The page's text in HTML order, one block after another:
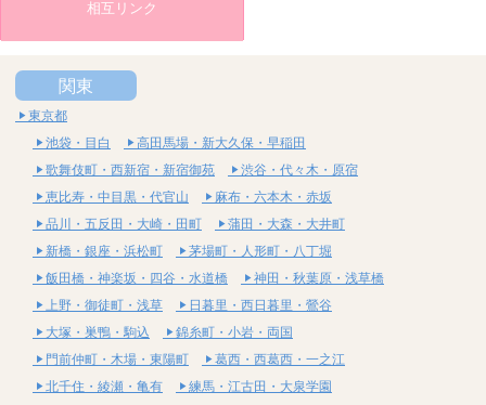
相互リンク
関東
東京都
池袋・目白
高田馬場・新大久保・早稲田
歌舞伎町・西新宿・新宿御苑
渋谷・代々木・原宿
恵比寿・中目黒・代官山
麻布・六本木・赤坂
品川・五反田・大崎・田町
蒲田・大森・大井町
新橋・銀座・浜松町
茅場町・人形町・八丁堀
飯田橋・神楽坂・四谷・水道橋
神田・秋葉原・浅草橋
上野・御徒町・浅草
日暮里・西日暮里・鶯谷
大塚・巣鴨・駒込
錦糸町・小岩・両国
門前仲町・木場・東陽町
葛西・西葛西・一之江
北千住・綾瀬・亀有
練馬・江古田・大泉学園